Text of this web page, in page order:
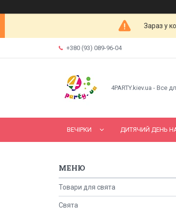
Зараз у
+380 (93) 089-96-04
4PARTY.kiev.ua - Все
ВЕЧІРКИ ДИТЯЧИЙ ДЕНЬ
Товари для свята
Свята